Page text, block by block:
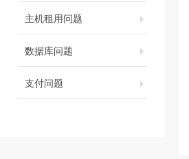
主机租用问题
数据库问题
支付问题